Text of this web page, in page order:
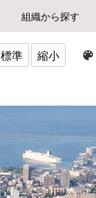
組織から探す
標準 縮小